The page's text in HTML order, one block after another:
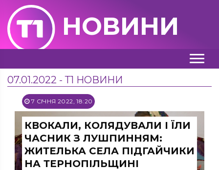
НОВИНИ
07.01.2022 - Т1 НОВИНИ
7 СІЧНЯ 2022, 18:20
КВОКАЛИ, КОЛЯДУВАЛИ І ЇЛИ
ЧАСНИК З ЛУШПИННЯМ:
ЖИТЕЛЬКА СЕЛА ПІДГАЙЧИКИ
НА ТЕРНОПІЛЬЩИНІ